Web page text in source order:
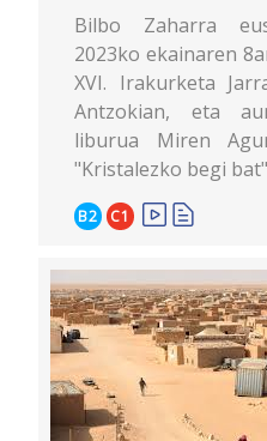
Bilbo Zaharra
2023ko ekainaren
XVI. Irakurketa
Antzokian, eta
liburua Miren
"Kristalezko begi
B2 C1